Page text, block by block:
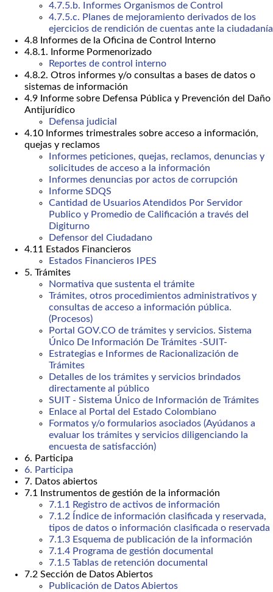
4.7.5.b. Informes Organismos de Control
4.7.5.c. Planes de mejoramiento derivados de los
ejercicios de rendición de cuentas ante la ciudadanía
4.8 Informes de la Oficina de Control Interno
4.8.1. Informe Pormenorizado
Reportes de control interno
4.8.2. Otros informes y/o consultas a bases de datos o
sistemas de información
4.9 Informe sobre Defensa Pública y Prevención del Daño
Antijurídico
Defensa judicial
4.10 Informes trimestrales sobre acceso a información,
quejas y reclamos
Informes peticiones, quejas, reclamos, denuncias y
solicitudes de acceso a la información
Informes denuncias por actos de corrupción
Informe SDQS
Cantidad de Usuarios Atendidos Por Servidor
Publico y Promedio de Calificación a través del
Digiturno
Defensor del Ciudadano
4.11 Estados Financieros
Estados Financieros IPES
5. Trámites
Normativa que sustenta el trámite
Trámites, otros procedimientos administrativos y
consultas de acceso a información pública.
(Procesos)
Portal GOV.CO de trámites y servicios. Sistema
Único De Información De Trámites -SUIT-
Estrategias e Informes de Racionalización de
Trámites
Detalles de los trámites y servicios brindados
directamente al público
SUIT - Sistema Único de Información de Trámites
Enlace al Portal del Estado Colombiano
Formatos y/o formularios asociados (Ayúdanos a
evaluar los trámites y servicios diligenciando la
encuesta de satisfacción)
6. Participa
6. Participa
7. Datos abiertos
7.1 Instrumentos de gestión de la información
7.1.1 Registro de activos de información
7.1.2 Índice de información clasificada y reservada,
tipos de datos o información clasificada o reservada
7.1.3 Esquema de publicación de la información
7.1.4 Programa de gestión documental
7.1.5 Tablas de retención documental
7.2 Sección de Datos Abiertos
Publicación de Datos Abiertos